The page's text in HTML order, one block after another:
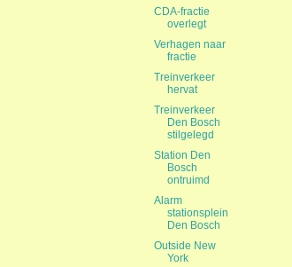
CDA-fractie
overlegt
Verhagen naar
fractie
Treinverkeer
hervat
Treinverkeer
Den Bosch
stilgelegd
Station Den
Bosch
ontruimd
Alarm
stationsplein
Den Bosch
Outside New
York